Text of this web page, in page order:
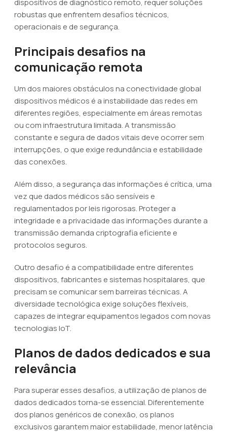
dispositivos de diagnóstico remoto, requer soluções
robustas que enfrentem desafios técnicos,
operacionais e de segurança.
Principais desafios na
comunicação remota
Um dos maiores obstáculos na conectividade global
dispositivos médicos é a instabilidade das redes em
diferentes regiões, especialmente em áreas remotas
ou com infraestrutura limitada. A transmissão
constante e segura de dados vitais deve ocorrer sem
interrupções, o que exige redundância e estabilidade
das conexões.
Além disso, a segurança das informações é crítica, uma
vez que dados médicos são sensíveis e
regulamentados por leis rigorosas. Proteger a
integridade e a privacidade das informações durante a
transmissão demanda criptografia eficiente e
protocolos seguros.
Outro desafio é a compatibilidade entre diferentes
dispositivos, fabricantes e sistemas hospitalares, que
precisam se comunicar sem barreiras técnicas. A
diversidade tecnológica exige soluções flexíveis,
capazes de integrar equipamentos legados com novas
tecnologias IoT.
Planos de dados dedicados e sua
relevância
Para superar esses desafios, a utilização de planos de
dados dedicados torna-se essencial. Diferentemente
dos planos genéricos de conexão, os planos
exclusivos garantem maior estabilidade, menor latência